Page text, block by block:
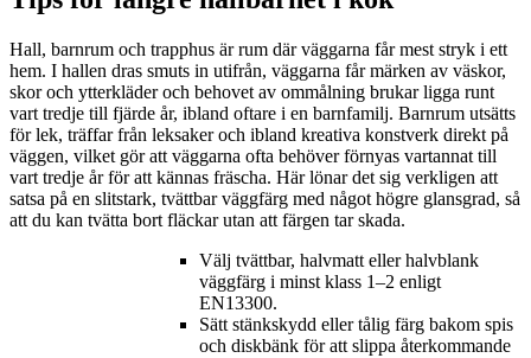
Hall, barnrum och trapphus är rum där väggarna får mest stryk i ett
hem. I hallen dras smuts in utifrån, väggarna får märken av väskor,
skor och ytterkläder och behovet av ommålning brukar ligga runt
vart tredje till fjärde år, ibland oftare i en barnfamilj. Barnrum utsätts
för lek, träffar från leksaker och ibland kreativa konstverk direkt på
väggen, vilket gör att väggarna ofta behöver förnyas vartannat till
vart tredje år för att kännas fräscha. Här lönar det sig verkligen att
satsa på en slitstark, tvättbar väggfärg med något högre glansgrad, så
att du kan tvätta bort fläckar utan att färgen tar skada.
Välj tvättbar, halvmatt eller halvblank
väggfärg i minst klass 1–2 enligt
EN13300.
Sätt stänkskydd eller tålig färg bakom spis
och diskbänk för att slippa återkommande